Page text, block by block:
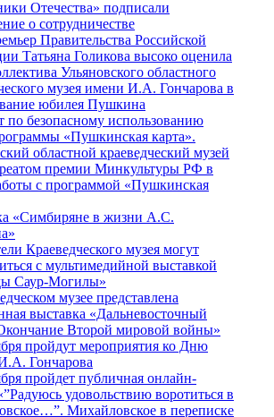
Отечества» подписали
о сотрудничестве
Правительства Российской
Татьяна Голикова высоко оценила
Ульяновского областного
музея имени И.А. Гончарова в
юбилея Пушкина
по безопасному использованию
«Пушкинская карта».
областной краеведческий музей
премии Минкультуры РФ в
с программой «Пушкинская
«Симбиряне в жизни А.С.
Краеведческого музея могут
с мультимедийной выставкой
Саур-Могилы»
музее представлена
выставка «Дальневосточный
Второй мировой войны»
пройдут мероприятия ко Дню
Гончарова
пройдет публичная онлайн-
удовольствию воротиться в
Михайловское в переписке